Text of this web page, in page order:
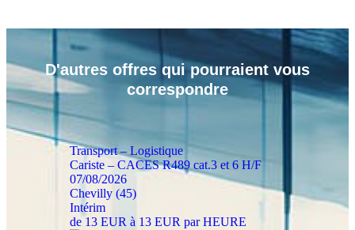
D'autres offres qui pourraient vous
correspondre
Transport – Logistique
Cariste – CACES R489 cat.3 et 6 H/F
07/08/2026
Chevilly (45)
Intérim
de 13 EUR à 13 EUR par HEURE